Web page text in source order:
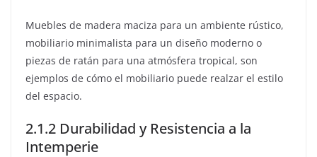
Muebles de madera maciza para un ambiente rústico,
mobiliario minimalista para un diseño moderno o
piezas de ratán para una atmósfera tropical, son
ejemplos de cómo el mobiliario puede realzar el estilo
del espacio.
2.1.2 Durabilidad y Resistencia a la
Intemperie